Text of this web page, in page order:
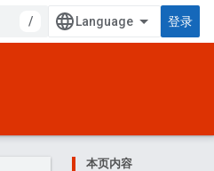
/ 登录
本页内容